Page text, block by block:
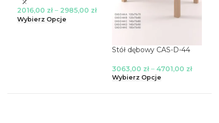
2016,00 zł– 2985,00 zł
Wybierz Opcje
Stół dębowy CAS-D-44
3063,00 zł– 4701,00 zł
Wybierz Opcje